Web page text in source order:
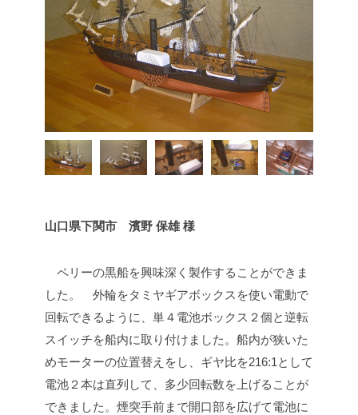
山口県下関市 濱野 保雄 様
ペリーの黒船を興味深く製作することができま
した。
外輪をタミヤギアボックスを使い電動で
回転できるように、単４電池ボックス２個と逆転
スイッチを船内に取り付けました。船内が狭いた
めモーターの位置替えをし、ギヤ比を216:1として
電池２本は直列して、多少回転数を上げることが
できました。煙突手前まで開口部を広げて電池に